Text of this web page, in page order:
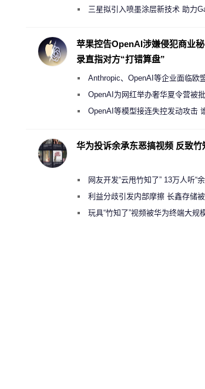
规行为三星拟引入喷墨涂层新技术 助力
苹果控告OpenAI涉嫌侵犯商业
录直指对方“打错算盘”
Anthropic、OpenAI等企业面临欧
新执法权限审查
OpenAI为网红举办奢华夏令营被
“反乌托邦”
OpenAI等模型接连失控发动攻击
华为投诉余承东恶搞视频 反致竹
网友开发“云甩竹知了” 13万人听“
利益分歧引发内部摩擦 长鑫存储
师驱逐出研发基地
玩具“竹知了”视频被华为终端大规